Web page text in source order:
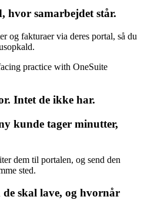
hvor samarbejdet står.
og fakturaer via deres portal, så du
Intet de ikke har.
kunde tager minutter,
dem til portalen, og send den
sted.
skal lave, og hvornår